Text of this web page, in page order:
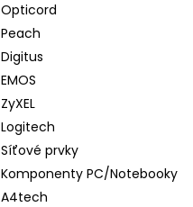
Opticord
Peach
Digitus
EMOS
ZyXEL
Logitech
Síťové prvky
Komponenty PC/Notebooky
A4tech